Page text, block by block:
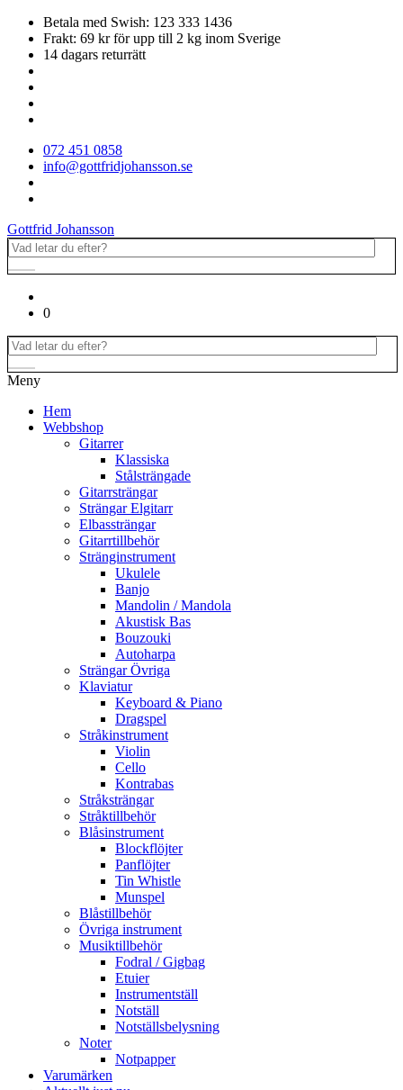
Betala med Swish: 123 333 1436
Frakt: 69 kr för upp till 2 kg inom Sverige
14 dagars returrätt
072 451 0858
info@gottfridjohansson.se
Gottfrid Johansson
0
Meny
Hem
Webbshop
Gitarrer
Klassiska
Stålsträngade
Gitarrsträngar
Strängar Elgitarr
Elbassträngar
Gitarrtillbehör
Stränginstrument
Ukulele
Banjo
Mandolin / Mandola
Akustisk Bas
Bouzouki
Autoharpa
Strängar Övriga
Klaviatur
Keyboard & Piano
Dragspel
Stråkinstrument
Violin
Cello
Kontrabas
Stråksträngar
Stråktillbehör
Blåsinstrument
Blockflöjter
Panflöjter
Tin Whistle
Munspel
Blåstillbehör
Övriga instrument
Musiktillbehör
Fodral / Gigbag
Etuier
Instrumentställ
Notställ
Notställsbelysning
Noter
Notpapper
Varumärken